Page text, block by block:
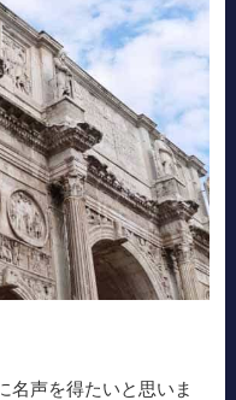
名声を得たいと思いま